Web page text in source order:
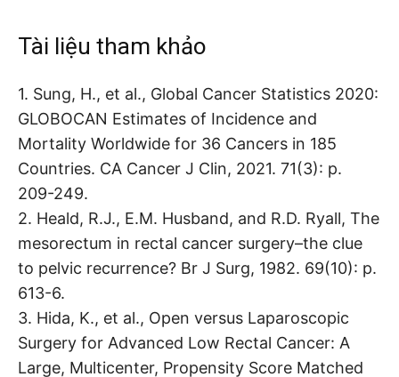
Tài liệu tham khảo
1. Sung, H., et al., Global Cancer Statistics 2020:
GLOBOCAN Estimates of Incidence and
Mortality Worldwide for 36 Cancers in 185
Countries. CA Cancer J Clin, 2021. 71(3): p.
209-249.
2. Heald, R.J., E.M. Husband, and R.D. Ryall, The
mesorectum in rectal cancer surgery–the clue
to pelvic recurrence? Br J Surg, 1982. 69(10): p.
613-6.
3. Hida, K., et al., Open versus Laparoscopic
Surgery for Advanced Low Rectal Cancer: A
Large, Multicenter, Propensity Score Matched